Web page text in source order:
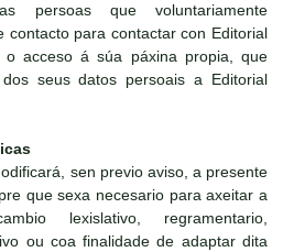
persoas que voluntariamente
contacto para contactar con Editorial
o acceso á súa páxina propia, que
seus datos persoais a Editorial
sen previo aviso, a presente
que sexa necesario para axeitar a
lexislativo, regramentario,
ou coa finalidade de adaptar dita